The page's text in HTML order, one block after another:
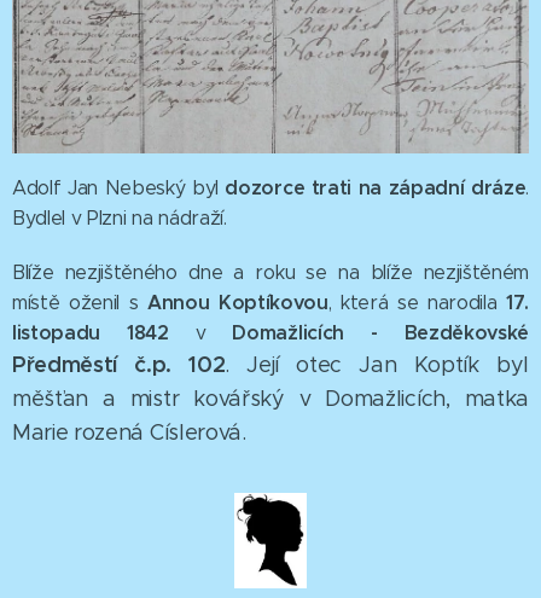
Adolf Jan Nebeský byl dozorce trati na západní dráze.
Bydlel v Plzni na nádraží.
Blíže nezjištěného dne a roku se na blíže nezjištěném
místě oženil s Annou Koptíkovou, která se narodila 17.
listopadu 1842 v Domažlicích - Bezděkovské
Předměstí č.p. 102. Její otec Jan Koptík byl
měšťan a mistr kovářský v Domažlicích, matka
Marie rozená Císlerová.